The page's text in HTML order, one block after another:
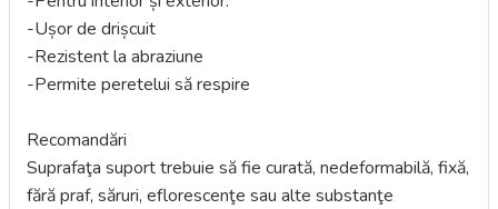
-Ușor de drișcuit
-Rezistent la abraziune
-Permite peretelui să respire
Recomandări
Suprafaţa suport trebuie să fie curată, nedeformabilă, fixă,
fără praf, săruri, eflorescenţe sau alte substanţe